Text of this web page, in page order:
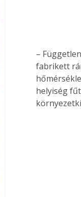
–
fabrikett
helyiség